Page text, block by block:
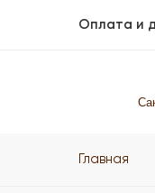
Оплата и
Главная